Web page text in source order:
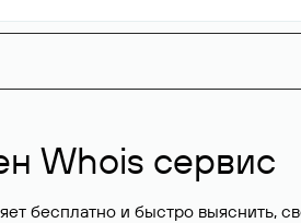
Whois сервис
бесплатно и быстро